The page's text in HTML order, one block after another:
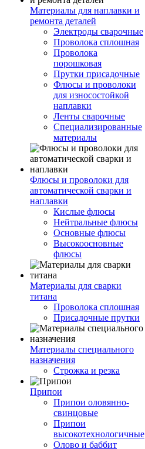
Материалы для наплавки и
ремонта деталей
Электроды сварочные
Проволока сплошная
Проволока
порошковая
Прутки присадочные
Флюсы и проволоки
для износостойкой
наплавки
Ленты сварочные
Специализированные
материалы
Флюсы и проволоки для
автоматической сварки и
наплавки
Кислые флюсы
Нейтральные флюсы
Основные флюсы
Высокоосновные
флюсы
Материалы для сварки
титана
Проволока сплошная
Присадочные прутки
Материалы специального
назначения
Строжка и резка
Припои
Припои оловянно-
свинцовые
Припои
высокотехнологичные
Олово и баббит